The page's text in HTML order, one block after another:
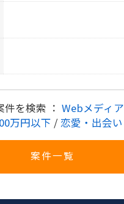
を検索 ： Webメディア
万円以下 / 恋愛・出会い
案件一覧